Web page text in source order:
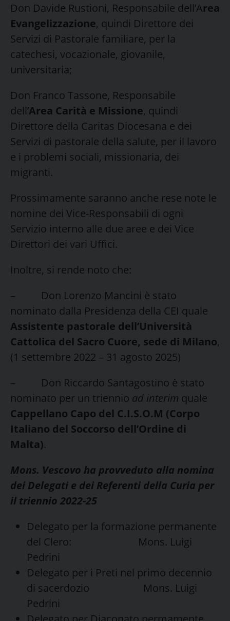
Don Davide Rustioni, Responsabile dell’Area
Evangelizzazione, quindi Direttore dei
Servizi di Pastorale familiare, per la
catechesi, vocazionale, giovanile,
universitaria;
Don Franco Tassone, Responsabile
dell’Area Carità e Missione, quindi
Direttore della Caritas Diocesana e dei
Servizi di pastorale della salute, per il lavoro
e i problemi sociali, missionaria, dei
migranti.
Prossimamente saranno anche rese note le
nomine dei Vice-Responsabili di ogni
Servizio interno alle due aree e dei Vice
Direttori dei vari Uffici.
Inoltre, si rende noto che:
– Don Lorenzo Mancini è stato
nominato dalla Presidenza della CEI quale
Assistente pastorale dell’Università
Cattolica del Sacro Cuore, sede di Milano,
(1 settembre 2022 – 31 agosto 2025)
– Don Riccardo Santagostino è stato
nominato per un triennio ad interim quale
Cappellano Capo del C.I.S.O.M (Corpo
Italiano del Soccorso dell’Ordine di
Malta).
Mons. Vescovo ha provveduto alla nomina
dei Delegati e dei Referenti della Curia per
il triennio 2022-25
Delegato per la formazione permanente
del Clero: Mons. Luigi
Pedrini
Delegato per i Preti nel primo decennio
di sacerdozio Mons. Luigi
Pedrini